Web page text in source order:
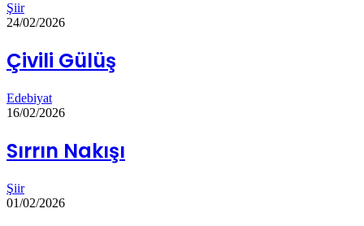
Şiir
24/02/2026
Çivili Gülüş
Edebiyat
16/02/2026
Sırrın Nakışı
Şiir
01/02/2026